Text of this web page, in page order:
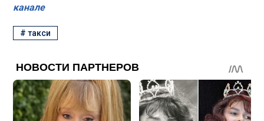
канале
#такси